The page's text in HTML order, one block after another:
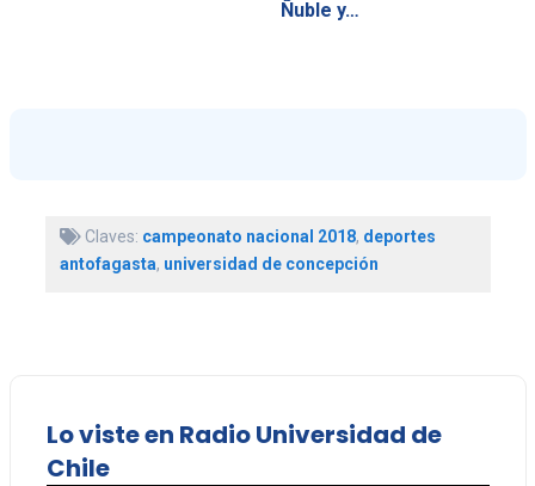
Ñuble y…
Claves: campeonato nacional 2018, deportes
antofagasta, universidad de concepción
Lo viste en Radio Universidad de
Chile